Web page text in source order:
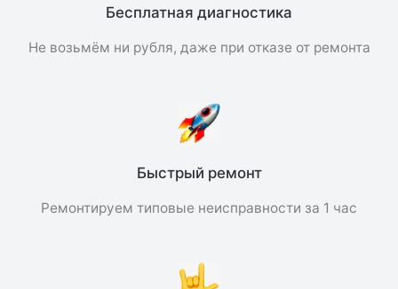
Бесплатная диагностика
Не возьмём ни рубля, даже при отказе от ремонта
Быстрый ремонт
Ремонтируем типовые неисправности за 1 час